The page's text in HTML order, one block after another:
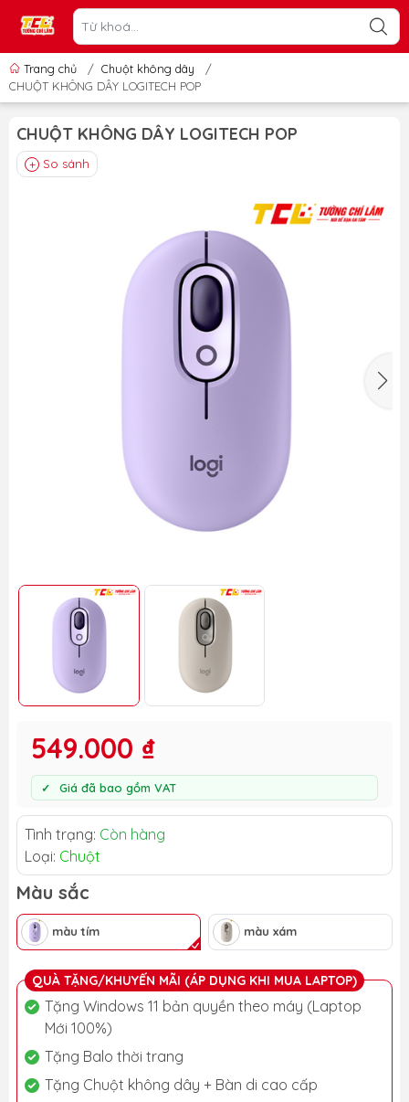
Trang chủ / Chuột không dây
/
CHUỘT KHÔNG DÂY LOGITECH POP
CHUỘT KHÔNG DÂY LOGITECH POP
So sánh
549.000 ₫
Giá đã bao gồm VAT
Tình trạng: Còn hàng
Loại: Chuột
Màu sắc
màu tím màu xám
QUÀ TẶNG/KHUYẾN MÃI (ÁP DỤNG KHI MUA LAPTOP)
Tặng Windows 11 bản quyền theo máy (Laptop
Mới 100%)
Tặng Balo thời trang
Tặng Chuột không dây + Bàn di cao cấp